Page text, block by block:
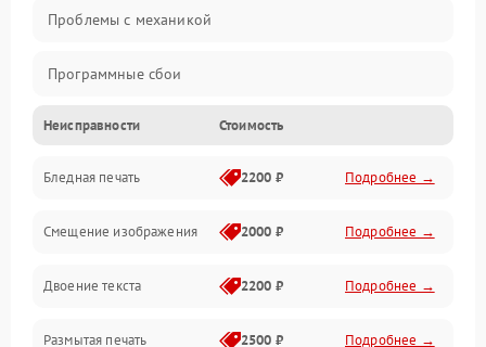
Проблемы с механикой
Программные сбои
Программные ошибки
Картриджи и расходники
Механика и узлы
Подключение и интерфейсы
Неисправности Стоимость
Бледная печать 2200 ₽ Подробнее →
Смещение изображения 2000 ₽ Подробнее →
Двоение текста 2200 ₽ Подробнее →
Размытая печать 2500 ₽ Подробнее →